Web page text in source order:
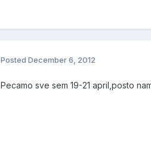
Posted December 6, 2012
Pecamo sve sem 19-21 april,posto